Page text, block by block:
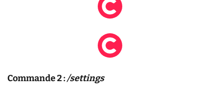
Commande 2 :/settings